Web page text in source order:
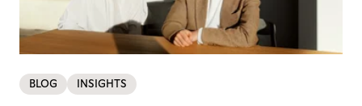
BLOG INSIGHTS